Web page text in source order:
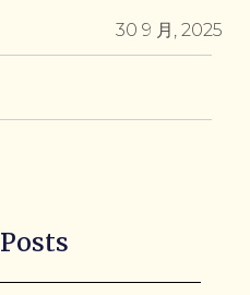
30 9 月, 2025